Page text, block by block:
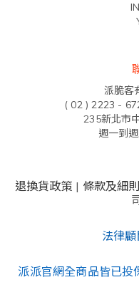
派脆客
( 02 ) 2223 -
235新北市
週一到
退換貨政策 | 條款及細則
法律
派派官網全商品皆已